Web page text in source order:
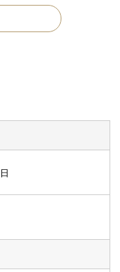
日